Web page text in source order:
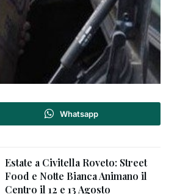
Whatsapp
Estate a Civitella Roveto: Street
Food e Notte Bianca Animano il
Centro il 12 e 13 Agosto